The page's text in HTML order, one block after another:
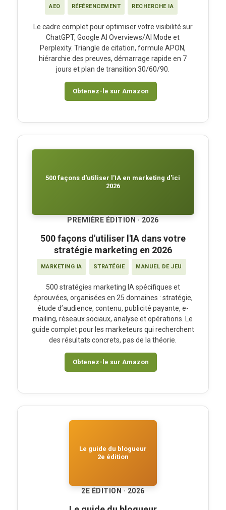
AEO RÉFÉRENCEMENT RECHERCHE IA
Le cadre complet pour optimiser votre visibilité sur
ChatGPT, Google AI Overviews/AI Mode et
Perplexity. Triangle de citation, formule APON,
hiérarchie des preuves, démarrage rapide en 7
jours et plan de transition 30/60/90.
Obtenez-le sur Amazon
500 façons d'utiliser l'IA en marketing d'ici
2026
PREMIÈRE ÉDITION · 2026
500 façons d'utiliser l'IA dans votre
stratégie marketing en 2026
MARKETING IA STRATÉGIE MANUEL DE JEU
500 stratégies marketing IA spécifiques et
éprouvées, organisées en 25 domaines : stratégie,
étude d’audience, contenu, publicité payante, e-
mailing, réseaux sociaux, analyse et opérations. Le
guide complet pour les marketeurs qui recherchent
des résultats concrets, pas de la théorie.
Obtenez-le sur Amazon
Le guide du blogueur
2e édition
2E ÉDITION · 2026